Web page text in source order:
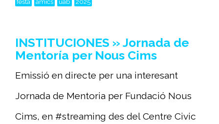
festa amics uab 2025
INSTITUCIONES » Jornada de
Mentoría per Nous Cims
Emissió en directe per una interesant
Jornada de Mentoria per Fundació Nous
Cims, en #streaming des del Centre Civic